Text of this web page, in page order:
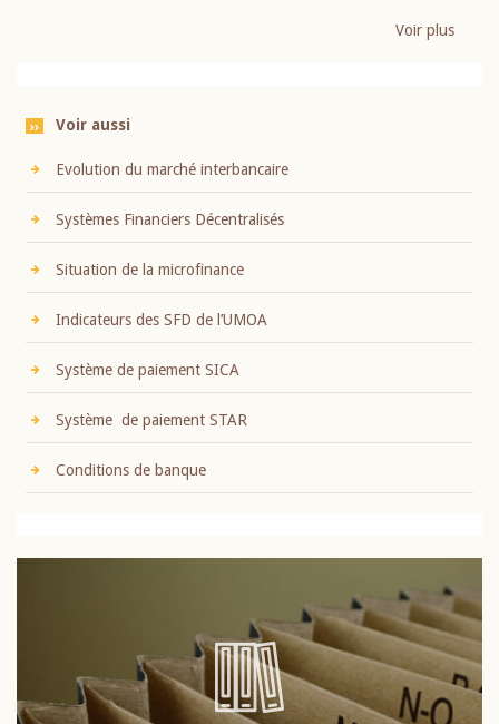
Voir plus
Voir aussi
Evolution du marché interbancaire
Systèmes Financiers Décentralisés
Situation de la microfinance
Indicateurs des SFD de l’UMOA
Système de paiement SICA
Système de paiement STAR
Conditions de banque